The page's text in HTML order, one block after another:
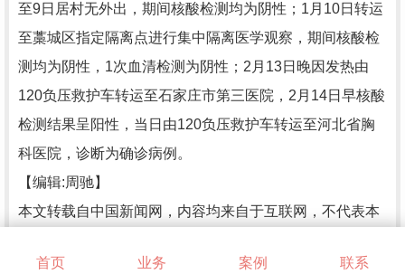
至9日居村无外出，期间核酸检测均为阴性；1月10日转运
至藁城区指定隔离点进行集中隔离医学观察，期间核酸检
测均为阴性，1次血清检测为阴性；2月13日晚因发热由
120负压救护车转运至石家庄市第三医院，2月14日早核酸
检测结果呈阳性，当日由120负压救护车转运至河北省胸
科医院，诊断为确诊病例。
【编辑:周驰】
本文转载自中国新闻网，内容均来自于互联网，不代表本
影响，请及时联系我们予以删除！
首页 业务 案例 联系